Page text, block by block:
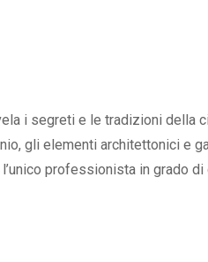
i segreti e le tradizioni della
gli elementi architettonici e
professionista in grado di